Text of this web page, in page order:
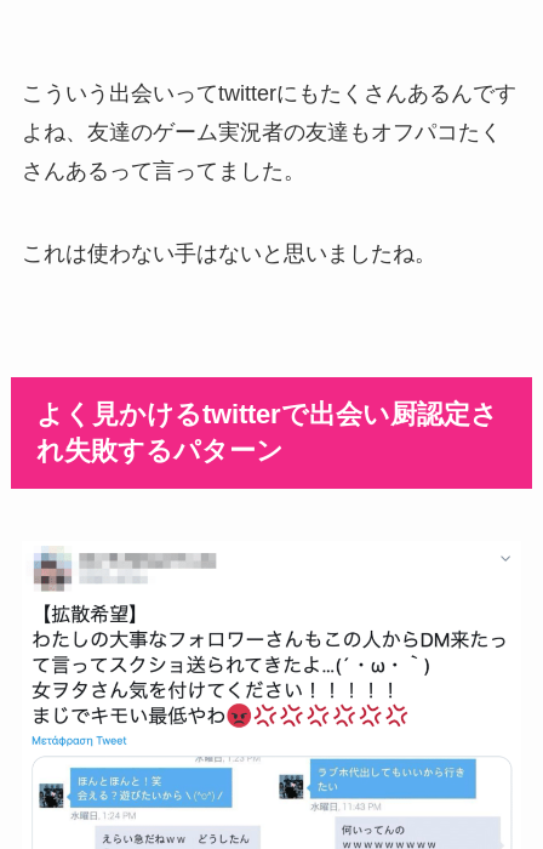
こういう出会いってtwitterにもたくさんあるんです
よね、友達のゲーム実況者の友達もオフパコたく
さんあるって言ってました。
これは使わない手はないと思いましたね。
よく見かけるtwitterで出会い厨認定さ
れ失敗するパターン